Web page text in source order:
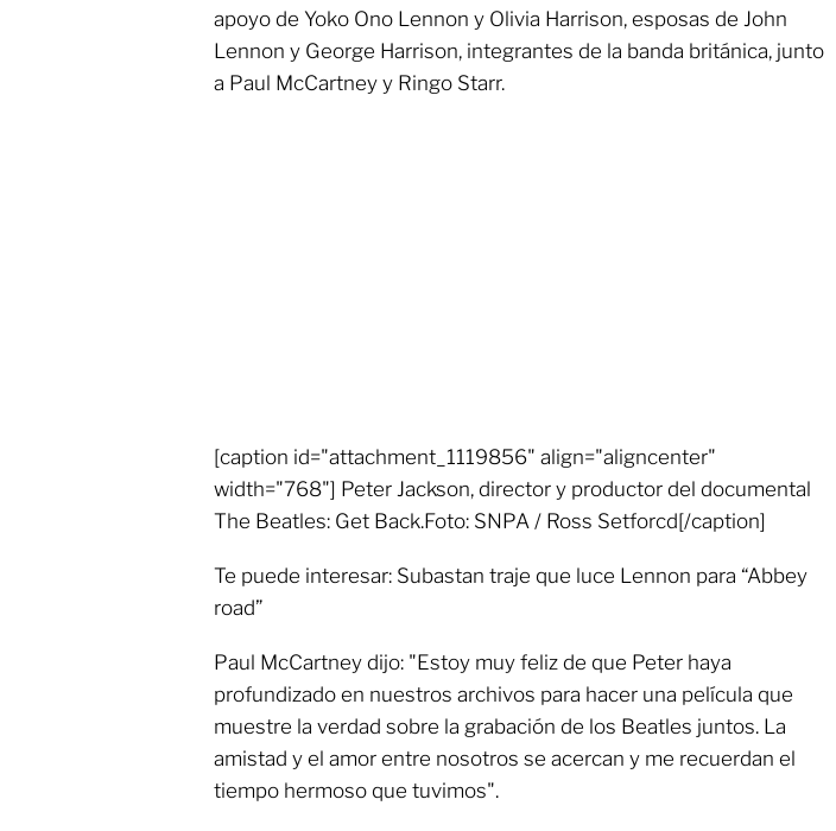
apoyo de Yoko Ono Lennon y Olivia Harrison, esposas de John
Lennon y George Harrison, integrantes de la banda británica, junto
a Paul McCartney y Ringo Starr.
[caption id="attachment_1119856" align="aligncenter"
width="768"] Peter Jackson, director y productor del documental
The Beatles: Get Back.Foto: SNPA / Ross Setforcd[/caption]
Te puede interesar: Subastan traje que luce Lennon para “Abbey
road”
Paul McCartney dijo: "Estoy muy feliz de que Peter haya
profundizado en nuestros archivos para hacer una película que
muestre la verdad sobre la grabación de los Beatles juntos. La
amistad y el amor entre nosotros se acercan y me recuerdan el
tiempo hermoso que tuvimos".